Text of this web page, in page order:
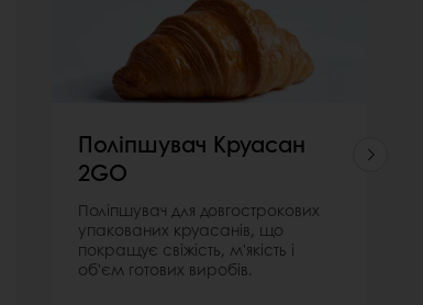
Поліпшувач Круасан
2GO
Поліпшувач для довгострокових
упакованих круасанів, що
покращує свіжість, м'якість і
об'єм готових виробів.